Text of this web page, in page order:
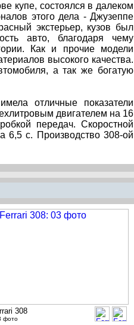
купе, состоялся в далеком
этого дела - Джузеппе
экстерьер, кузов был
авто, благодаря чему
Как и прочие модели
высокого качества.
а так же богатую
отличные показатели
двигателем на 16
передач. Скоростной
6,5 с. Производство 308-ой
308
фото